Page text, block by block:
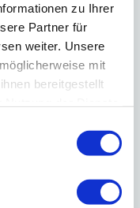
zu Ihrer
Partner für
weiter. Unsere
mit
bereitgestellt